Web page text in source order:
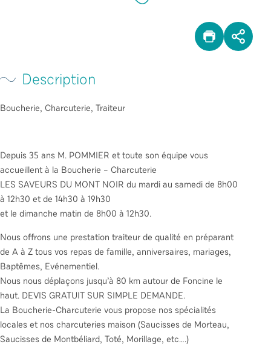
Description
Boucherie, Charcuterie, Traiteur
Depuis 35 ans M. POMMIER et toute son équipe vous
accueillent à la Boucherie – Charcuterie
LES SAVEURS DU MONT NOIR du mardi au samedi de 8h00
à 12h30 et de 14h30 à 19h30
et le dimanche matin de 8h00 à 12h30.
Nous offrons une prestation traiteur de qualité en préparant
de A à Z tous vos repas de famille, anniversaires, mariages,
Baptêmes, Evénementiel.
Nous nous déplaçons jusqu’à 80 km autour de Foncine le
haut. DEVIS GRATUIT SUR SIMPLE DEMANDE.
La Boucherie-Charcuterie vous propose nos spécialités
locales et nos charcuteries maison (Saucisses de Morteau,
Saucisses de Montbéliard, Toté, Morillage, etc….)